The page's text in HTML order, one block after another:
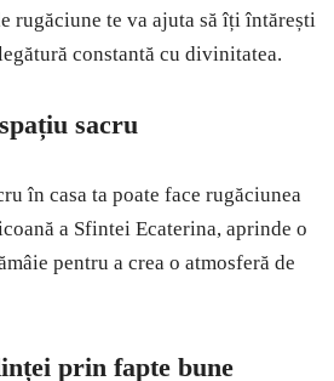
rugăciune te va ajuta să îți întărești
constantă cu divinitatea.
sacru
în casa ta poate face rugăciunea
a Sfintei Ecaterina, aprinde o
pentru a crea o atmosferă de
prin fapte bune